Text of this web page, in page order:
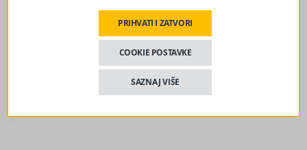
PRIHVATI I ZATVORI
COOKIE POSTAVKE
SAZNAJ VIŠE